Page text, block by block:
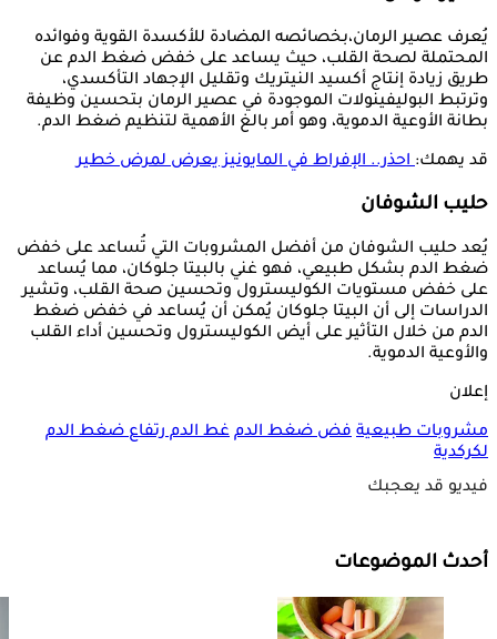
يُعرف عصير الرمان،بخصائصه المضادة للأكسدة القوية وفوائده
المحتملة لصحة القلب، حيث يساعد على خفض ضغط الدم عن
طريق زيادة إنتاج أكسيد النيتريك وتقليل الإجهاد التأكسدي،
وترتبط البوليفينولات الموجودة في عصير الرمان بتحسين وظيفة
بطانة الأوعية الدموية، وهو أمر بالغ الأهمية لتنظيم ضغط الدم.
قد يهمك:احذر.. الإفراط في المايونيز يعرض لمرض خطير
حليب الشوفان
يُعد حليب الشوفان من أفضل المشروبات التي تُساعد على خفض
ضغط الدم بشكل طبيعي، فهو غني بالبيتا جلوكان، مما يُساعد
على خفض مستويات الكوليسترول وتحسين صحة القلب، وتشير
الدراسات إلى أن البيتا جلوكان يُمكن أن يُساعد في خفض ضغط
الدم من خلال التأثير على أيض الكوليسترول وتحسين أداء القلب
والأوعية الدموية.
إعلان
مشروبات طبيعية فض ضغط الدم غط الدمرتفاع ضغط الدم
لكركدية
فيديو قد يعجبك
أحدث الموضوعات